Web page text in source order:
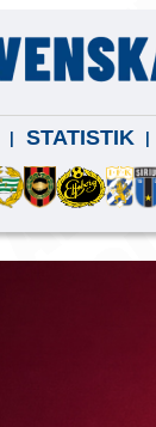
STATISTIK